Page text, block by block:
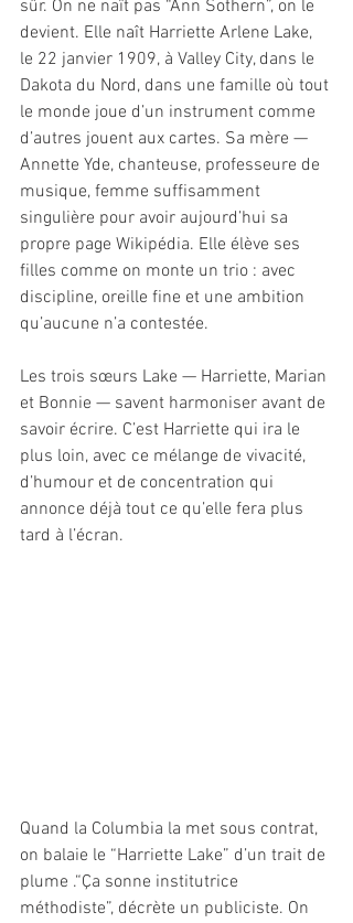
sûr. On ne naît pas “Ann Sothern”, on le
devient. Elle naît Harriette Arlene Lake,
le 22 janvier 1909, à Valley City, dans le
Dakota du Nord, dans une famille où tout
le monde joue d’un instrument comme
d’autres jouent aux cartes. Sa mère —
Annette Yde, chanteuse, professeure de
musique, femme suffisamment
singulière pour avoir aujourd’hui sa
propre page Wikipédia. Elle élève ses
filles comme on monte un trio : avec
discipline, oreille fine et une ambition
qu’aucune n’a contestée.
Les trois sœurs Lake — Harriette, Marian
et Bonnie — savent harmoniser avant de
savoir écrire. C’est Harriette qui ira le
plus loin, avec ce mélange de vivacité,
d’humour et de concentration qui
annonce déjà tout ce qu’elle fera plus
tard à l’écran.
Quand la Columbia la met sous contrat,
on balaie le “Harriette Lake” d’un trait de
plume .“Ça sonne institutrice
méthodiste”, décrète un publiciste. On